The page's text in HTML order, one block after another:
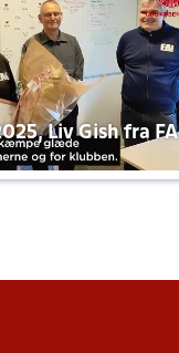
Liv Gish fra FA